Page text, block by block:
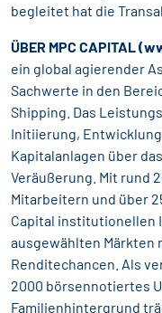
begleitet hat die
ÜBER MPC CAPITAL (
ein global agierender
Sachwerte in den
Shipping. Das
Initiierung,
Kapitalanlagen über
Veräußerung. Mit rund
Mitarbeitern und über
Capital institutionellen
ausgewählten Märkten
Renditechancen. Als
2000 börsennotiertes
Familienhintergrund